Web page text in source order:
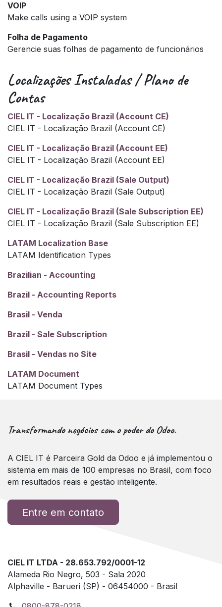
VOIP
Make calls using a VOIP system
Folha de Pagamento
Gerencie suas folhas de pagamento de funcionários
Localizações Instaladas / Plano de
Contas
CIEL IT - Localização Brazil (Account CE)
CIEL IT - Localização Brazil (Account CE)
CIEL IT - Localização Brazil (Account EE)
CIEL IT - Localização Brazil (Account EE)
CIEL IT - Localização Brazil (Sale Output)
CIEL IT - Localização Brazil (Sale Output)
CIEL IT - Localização Brazil (Sale Subscription EE)
CIEL IT - Localização Brazil (Sale Subscription EE)
LATAM Localization Base
LATAM Identification Types
Brazilian - Accounting
Brazil - Accounting Reports
Brasil - Venda
Brazil - Sale Subscription
Brasil - Vendas no Site
LATAM Document
LATAM Document Types
Transformando negócios com o poder do Odoo.
A CIEL IT é Parceira Gold da Odoo e já implementou o
sistema em mais de 100 empresas no Brasil, com foco
em resultados reais e gestão inteligente.
Entre em contato
CIEL IT LTDA - 28.653.792/0001-12
Alameda Rio Negro, 503 - Sala 2020
Alphaville - Barueri (SP) - 06454000 - Brasil